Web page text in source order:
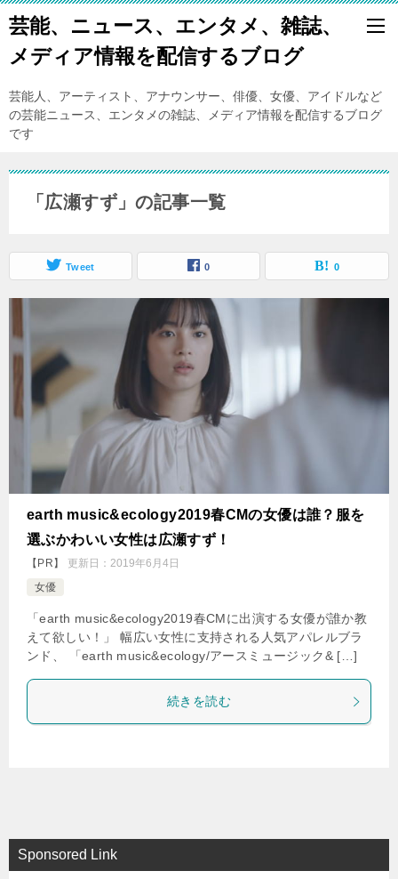
芸能、ニュース、エンタメ、雑誌、
メディア情報を配信するブログ
芸能人、アーティスト、アナウンサー、俳優、女優、アイドルなど
の芸能ニュース、エンタメの雑誌、メディア情報を配信するブログ
です
「広瀬すず」の記事一覧
Tweet 0 0
earth music&ecology2019春CMの女優は誰？服を
選ぶかわいい女性は広瀬すず！
【PR】 更新日：2019年6月4日
女優
「earth music&ecology2019春CMに出演する女優が誰か教
えて欲しい！」 幅広い女性に支持される人気アパレルブラ
ンド、 「earth music&ecology/アースミュージック& […]
続きを読む
Sponsored Link